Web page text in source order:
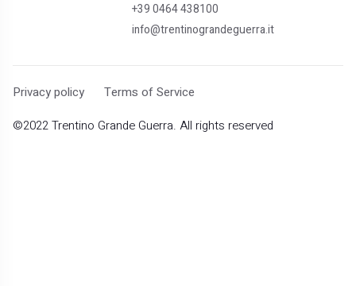
+39 0464 438100
info@trentinograndeguerra.it
Privacy policy
Terms of Service
©2022Trentino Grande Guerra. All rights reserved